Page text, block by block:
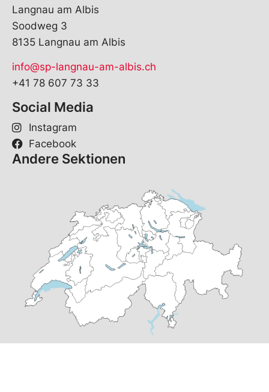
Langnau am Albis
Soodweg 3
8135 Langnau am Albis
info@sp-langnau-am-albis.ch
+41 78 607 73 33
Social Media
Instagram
Facebook
Andere Sektionen